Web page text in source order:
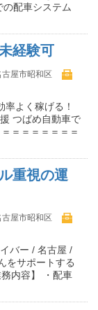
配車システム
経験可
屋市昭和区
よく稼げる！
つばめ自動車で
＝＝＝＝＝＝＝
重視の運
屋市昭和区
バー / 名古屋 /
をサポートする
内容】 ・配車